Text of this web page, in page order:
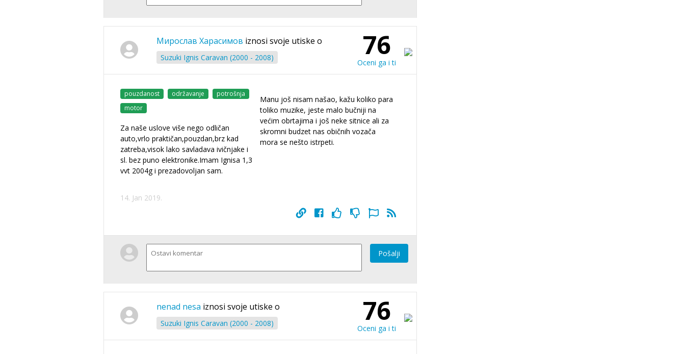
Мирослав Харасимов iznosi svoje utiske o
Suzuki Ignis Caravan (2000 - 2008) 76
Oceni ga i ti
pouzdanost održavanje
potrošnja
motor
Za naše uslove više nego odličan
auto,vrlo praktičan,pouzdan,brz kad
zatreba,visok lako savladava ivičnjake i
sl. bez puno elektronike.Imam Ignisa 1,3
vvt 2004g i prezadovoljan sam.
Manu još nisam našao, kažu koliko para
toliko muzike, jeste malo bučniji na
većim obrtajima i još neke sitnice ali za
skromni budzet nas običnih vozača
mora se nešto istrpeti.
14. Jan 2019.
Pošalji
nenad nesa iznosi svoje utiske o
Suzuki Ignis Caravan (2000 - 2008) 76
Oceni ga i ti